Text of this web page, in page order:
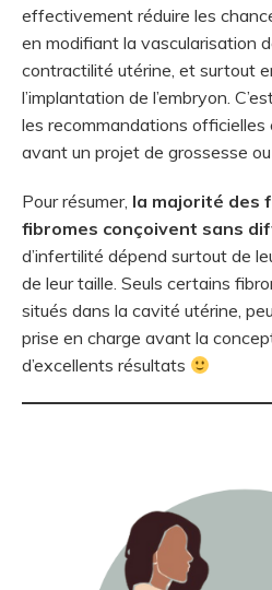
effectivement réduire les
en modifiant la vascularisation
contractilité utérine, et surtout
l’implantation de l’embryon.
les recommandations
avant un projet de grossesse ou
Pour résumer, la majorité des
fibromes conçoivent sans
d’infertilité dépend surtout de
de leur taille. Seuls certains
situés dans la cavité utérine,
prise en charge avant la
d’excellents résultats